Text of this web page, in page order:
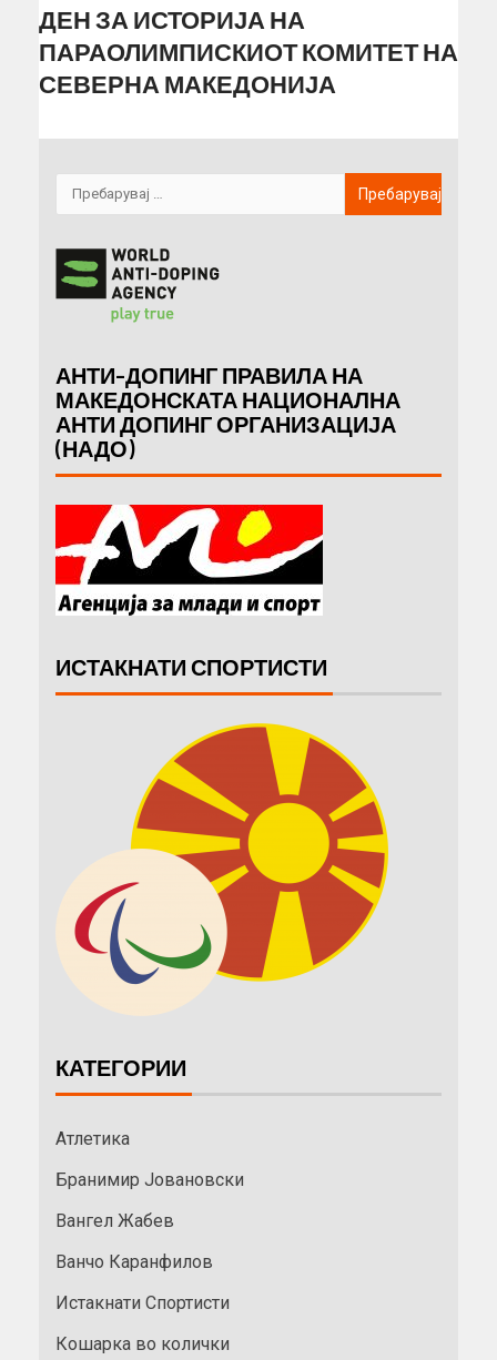
ДЕН ЗА ИСТОРИЈА НА
ПАРАОЛИМПИСКИОТ КОМИТЕТ НА
СЕВЕРНА МАКЕДОНИЈА
АНТИ-ДОПИНГ ПРАВИЛА НА
МАКЕДОНСКАТА НАЦИОНАЛНА
АНТИ ДОПИНГ ОРГАНИЗАЦИЈА
(НАДО)
ИСТАКНАТИ СПОРТИСТИ
КАТЕГОРИИ
Атлетика
Бранимир Јовановски
Вангел Жабев
Ванчо Каранфилов
Истакнати Спортисти
Кошарка во колички